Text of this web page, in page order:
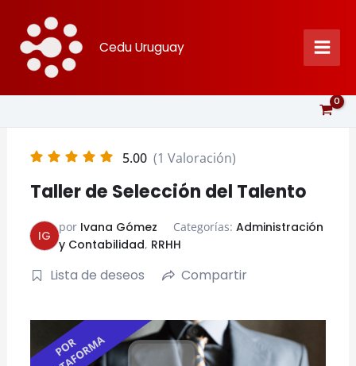
contenido
Cedu Uruguay
5.00 (1 Valoración)
Taller de Selección del Talento
IG
por Ivana Gómez Categorías: Administración
y Contabilidad, RRHH
Lista de deseos Compartir